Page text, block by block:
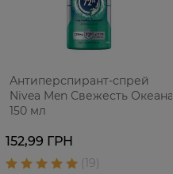
Антиперспирант-спрей
Nivea Men Свежесть Океана
150 мл
152,99 ГРН